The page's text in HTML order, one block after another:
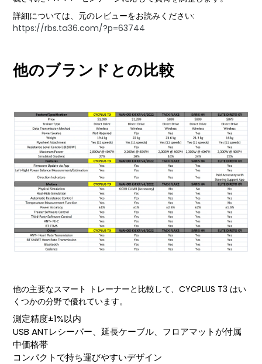
詳細については、元のレビューをお読みください:
https://rbs.ta36.com/?p=63744
他のブランドとの比較
他の主要なスマート トレーナーと比較して、CYCPLUS T3 はい
くつかの分野で優れています。
測定精度±1%以内
USB ANTレシーバー、延長ケーブル、フロアマットが付属
中価格帯
コンパクトで持ち運びやすいデザイン